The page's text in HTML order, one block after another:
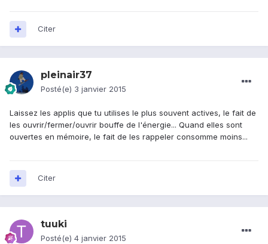
Citer
pleinair37
Posté(e) 3 janvier 2015
Laissez les applis que tu utilises le plus souvent actives, le fait de
les ouvrir/fermer/ouvrir bouffe de l'énergie... Quand elles sont
ouvertes en mémoire, le fait de les rappeler consomme moins...
Citer
tuuki
Posté(e) 4 janvier 2015